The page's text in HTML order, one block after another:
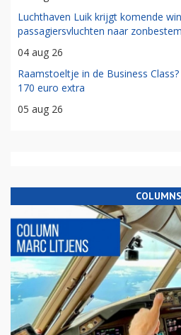
Luchthaven Luik krijgt komende
passagiersvluchten naar
04 aug 26
Raamstoeltje in de Business
170 euro extra
05 aug 26
COLUMNS